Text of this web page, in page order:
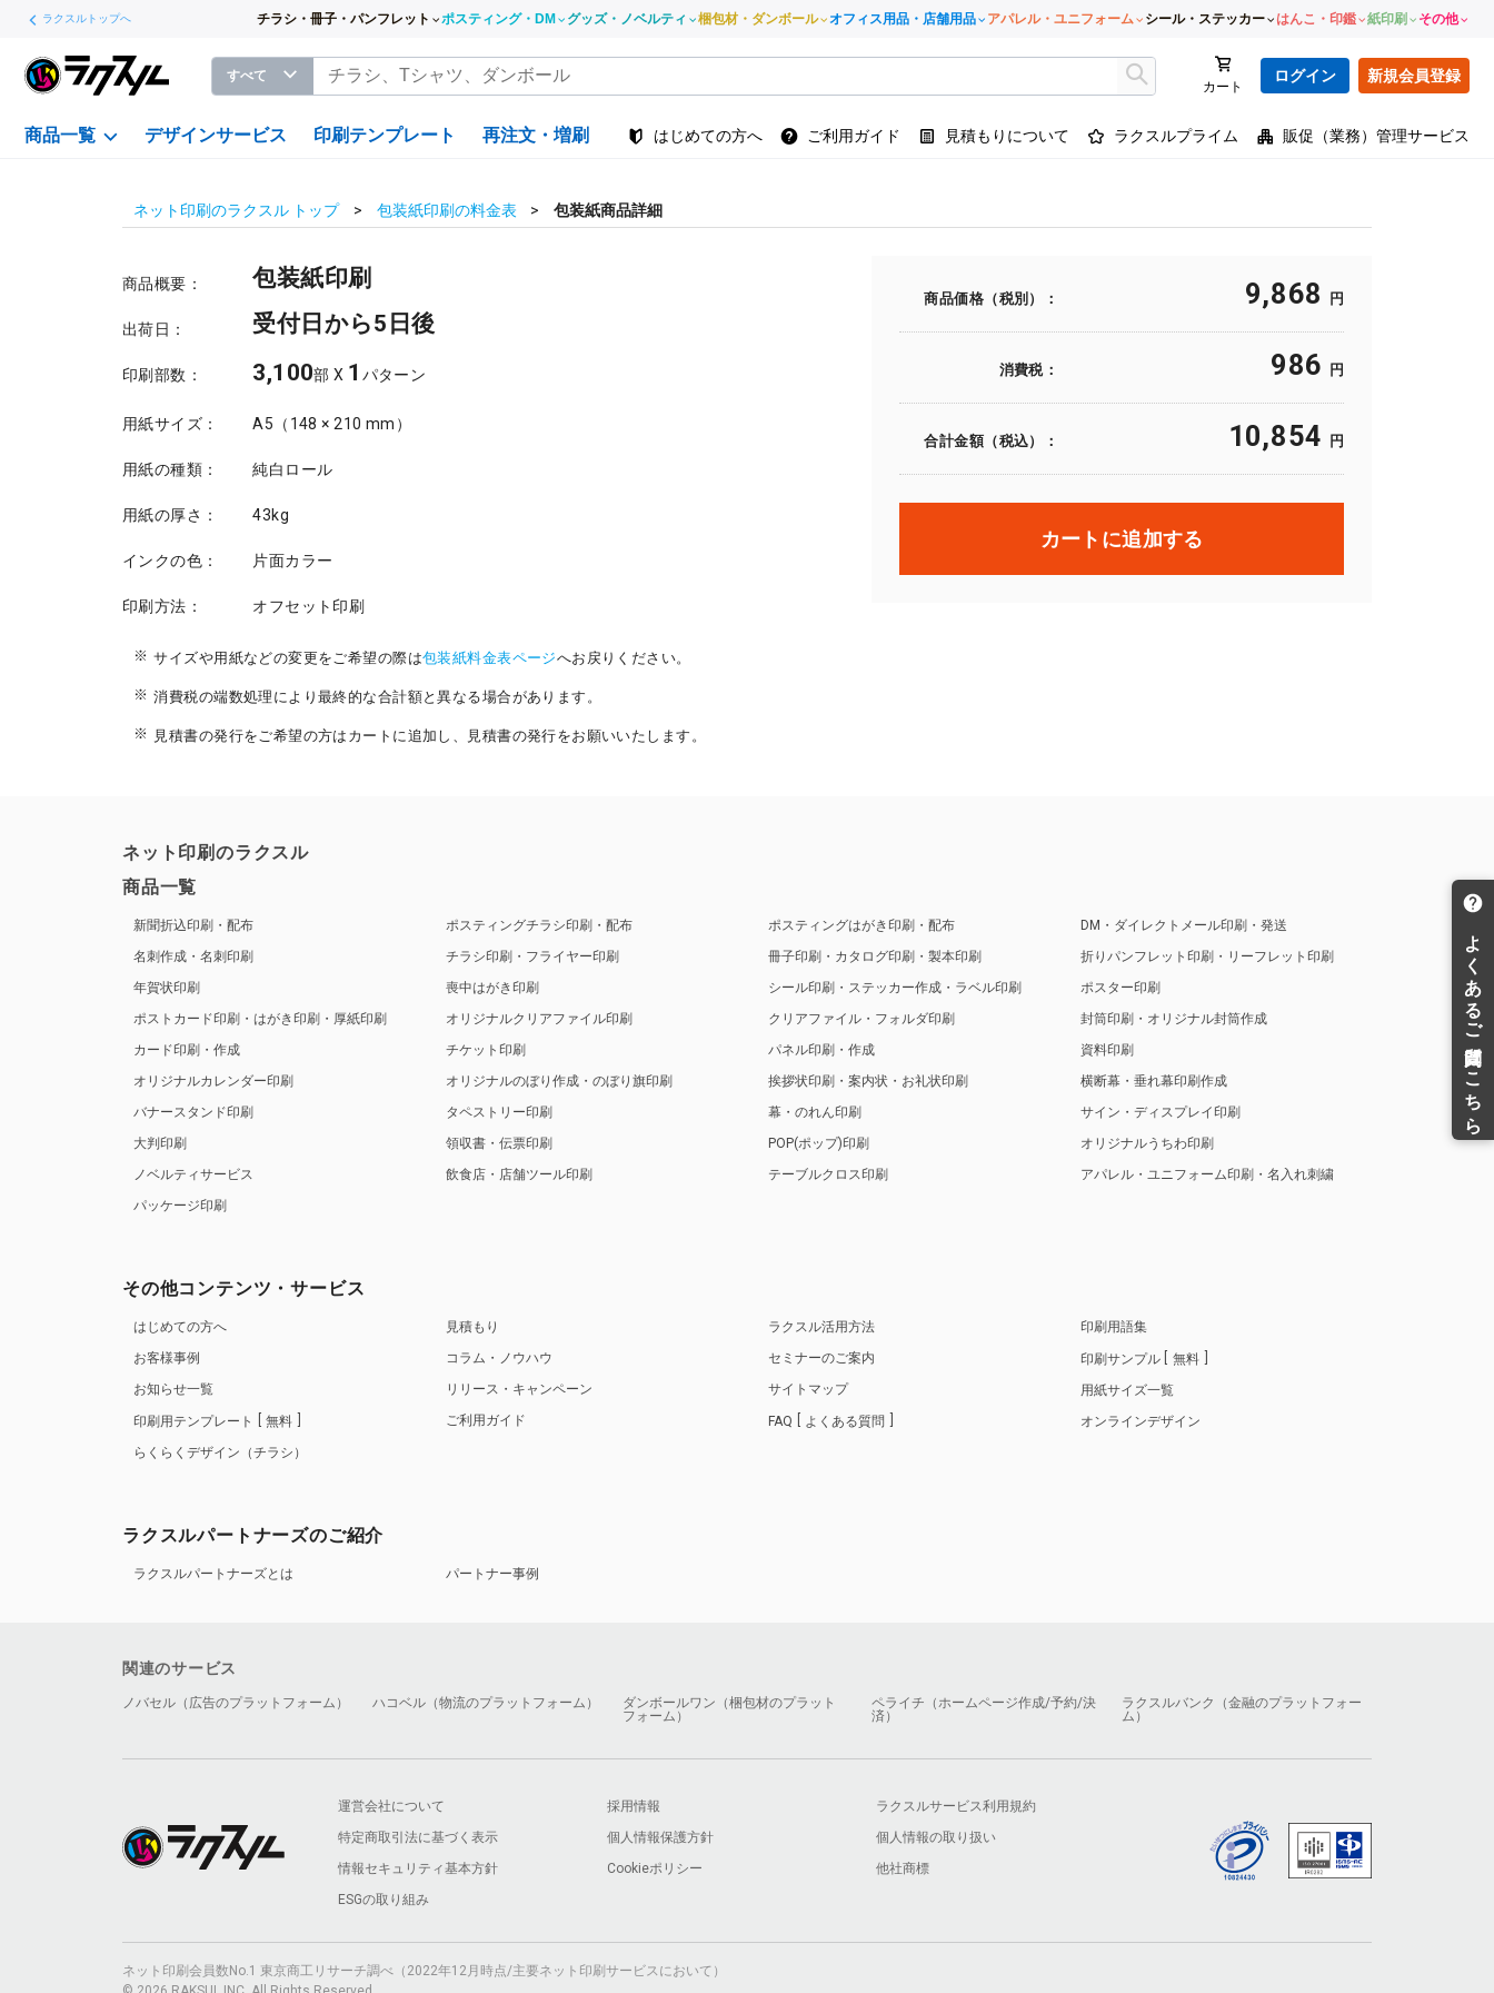
ラクスルトップへ チラシ・冊子・パンフレット ポスティング・DM グッズ・ノベルティ 梱包材・ダンボール オフィス用品・店舗用品 アパレル・ユニフォーム シール・ステッカー はんこ・印鑑 紙印刷 その他
すべて
カート
ログイン 新規会員登録
商品一覧 デザインサービス 印刷テンプレート 再注文・増刷 はじめての方へ ご利用ガイド 見積もりについて ラクスルプライム 販促（業務）管理サービス
ネット印刷のラクスル トップ 包装紙印刷の料金表 包装紙商品詳細
商品概要： 包装紙印刷
出荷日： 受付日から5日後
印刷部数： 3,100部 X 1 パターン
用紙サイズ： A5（148 × 210 mm）
用紙の種類： 純白ロール
用紙の厚さ： 43kg
インクの色： 片面カラー
印刷方法： オフセット印刷
サイズや用紙などの変更をご希望の際は包装紙料金表ページへお戻りください。
消費税の端数処理により最終的な合計額と異なる場合があります。
見積書の発行をご希望の方はカートに追加し、見積書の発行をお願いいたします。
商品価格（税別）： 9,868 円
消費税： 986 円
合計金額（税込）： 10,854 円
カートに追加する
ネット印刷のラクスル
商品一覧
新聞折込印刷・配布
名刺作成・名刺印刷
年賀状印刷
ポストカード印刷・はがき印刷・厚紙印刷
カード印刷・作成
オリジナルカレンダー印刷
バナースタンド印刷
大判印刷
ノベルティサービス
パッケージ印刷
ポスティングチラシ印刷・配布
チラシ印刷・フライヤー印刷
喪中はがき印刷
オリジナルクリアファイル印刷
チケット印刷
オリジナルのぼり作成・のぼり旗印刷
タペストリー印刷
領収書・伝票印刷
飲食店・店舗ツール印刷
ポスティングはがき印刷・配布
冊子印刷・カタログ印刷・製本印刷
シール印刷・ステッカー作成・ラベル印刷
クリアファイル・フォルダ印刷
パネル印刷・作成
挨拶状印刷・案内状・お礼状印刷
幕・のれん印刷
POP(ポップ)印刷
テーブルクロス印刷
DM・ダイレクトメール印刷・発送
折りパンフレット印刷・リーフレット印刷
ポスター印刷
封筒印刷・オリジナル封筒作成
資料印刷
横断幕・垂れ幕印刷作成
サイン・ディスプレイ印刷
オリジナルうちわ印刷
アパレル・ユニフォーム印刷・名入れ刺繍
その他コンテンツ・サービス
はじめての方へ
お客様事例
お知らせ一覧
印刷用テンプレート
無料
らくらくデザイン（チラシ）
見積もり
コラム・ノウハウ
リリース・キャンペーン
ご利用ガイド
ラクスル活用方法
セミナーのご案内
サイトマップ
FAQ よくある質問
印刷用語集
印刷サンプル
無料
用紙サイズ一覧
オンラインデザイン
ラクスルパートナーズのご紹介
ラクスルパートナーズとは パートナー事例
関連のサービス
ノバセル（広告のプラットフォーム） ハコベル（物流のプラットフォーム）
ダンボールワン（梱包材のプラット
フォーム）
ペライチ（ホームページ作成/予約/決
済）
ラクスルバンク（金融のプラットフォー
ム）
運営会社について 採用情報
ラクスルサービス利用規約
特定商取引法に基づく表示
個人情報保護方針
個人情報の取り扱い
情報セキュリティ基本方針
Cookieポリシー
他社商標
ESGの取り組み
ネット印刷会員数No.1 東京商工リサーチ調べ（2022年12月時点/主要ネット印刷サービスにおいて）